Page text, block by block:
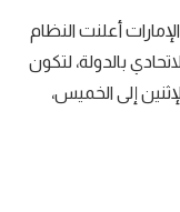
أعلنت النظام
بالدولة، لتكون
إلى الخميس،